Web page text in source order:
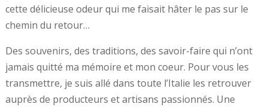
cette délicieuse odeur qui me faisait hâter le pas sur le
chemin du retour…
Des souvenirs, des traditions, des savoir-faire qui n’ont
jamais quitté ma mémoire et mon coeur. Pour vous les
transmettre, je suis allé dans toute l’Italie les retrouver
auprès de producteurs et artisans passionnés. Une